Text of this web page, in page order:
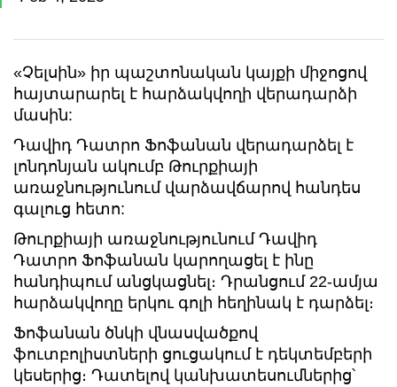
«Չելսին» իր պաշտոնական կայքի միջոցով
հայտարարել է հարձակվողի վերադարձի
մասին:
Դավիդ Դատրո Ֆոֆանան վերադարձել է
լոնդոնյան ակումբ Թուրքիայի
առաջնությունում վարձավճարով հանդես
գալուց հետո:
Թուրքիայի առաջնությունում Դավիդ
Դատրո Ֆոֆանան կարողացել է ինը
հանդիպում անցկացնել։ Դրանցում 22-ամյա
հարձակվողը երկու գոլի հեղինակ է դարձել։
Ֆոֆանան ծնկի վնասվածքով
ֆուտբոլիստների ցուցակում է դեկտեմբերի
կեսերից։ Դատելով կանխատեսումներից՝